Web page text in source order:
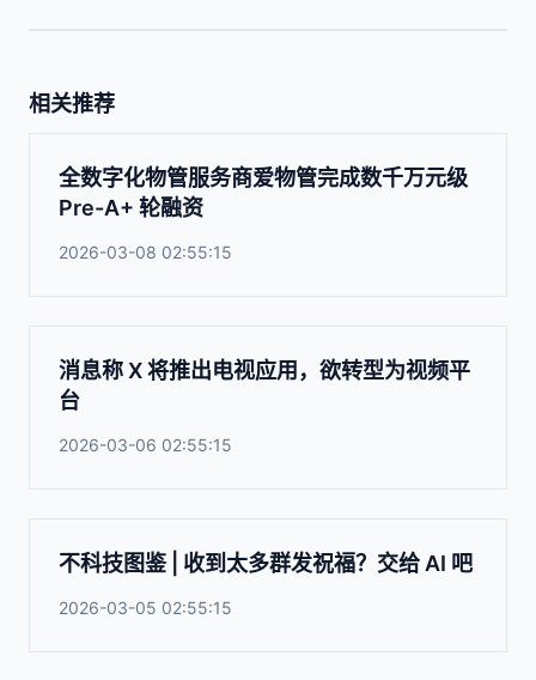
相关推荐
全数字化物管服务商爱物管完成数千万元级
Pre-A+ 轮融资
2026-03-08 02:55:15
消息称 X 将推出电视应用，欲转型为视频平
台
2026-03-06 02:55:15
不科技图鉴 | 收到太多群发祝福？交给 AI 吧
2026-03-05 02:55:15